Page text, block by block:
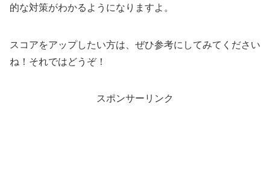
的な対策がわかるようになりますよ。
スコアをアップしたい方は、ぜひ参考にしてみてください
ね！それではどうぞ！
スポンサーリンク